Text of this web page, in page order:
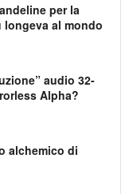
per la
al mondo
audio 32-
Alpha?
alchemico di